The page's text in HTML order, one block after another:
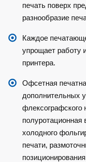
печать поверх
разнообразие
Каждое
упрощает работу
принтера.
Офсетная
дополнительных
флексографского
холодного
печати,